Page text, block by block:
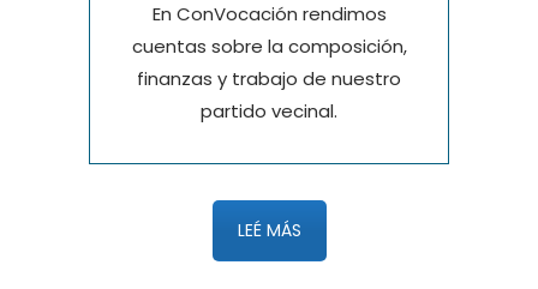
En ConVocación rendimos
cuentas sobre la composición,
finanzas y trabajo de nuestro
partido vecinal.
LEÉ MÁS